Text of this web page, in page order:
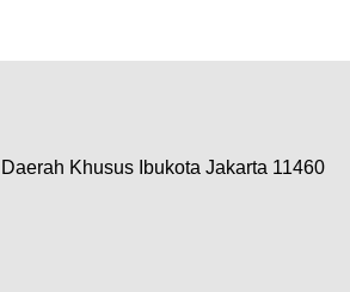
Khusus Ibukota Jakarta 11460